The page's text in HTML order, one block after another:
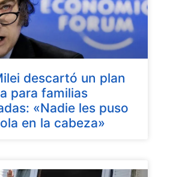
descartó un plan
para familias
«Nadie les puso
en la cabeza»